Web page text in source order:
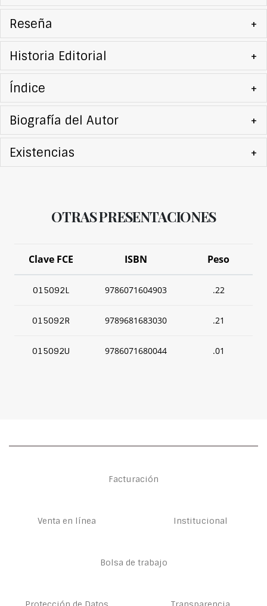
Reseña +
Historia Editorial +
Índice +
Biografía del Autor +
Existencias +
OTRAS PRESENTACIONES
Clave FCE ISBN Peso
015092L 9786071604903 .22
015092R 9789681683030 .21
015092U 9786071680044 .01
Facturación
Venta en línea Institucional
Bolsa de trabajo